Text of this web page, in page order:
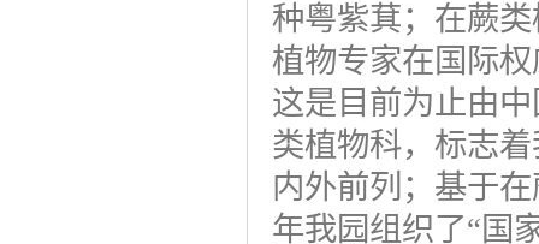
种粤紫萁；在蕨
植物专家在国际
这是目前为止由
类植物科，标志
内外前列；基于
年我园组织了“国